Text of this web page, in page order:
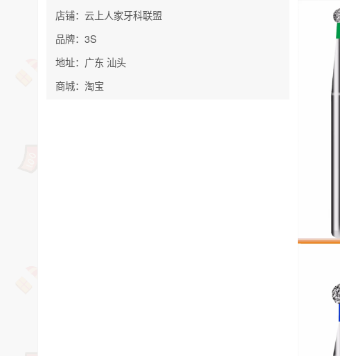
店铺：云上人家牙科联盟
品牌：3S
地址：广东 汕头
商城：淘宝